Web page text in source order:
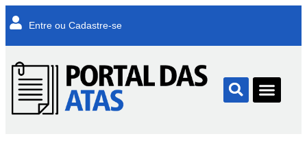
Entre ou Cadastre-se